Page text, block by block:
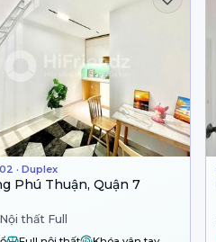
· Duplex
Phú Thuận, Quận 7
thất Full